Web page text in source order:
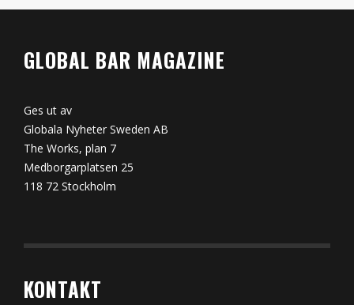
GLOBAL BAR MAGAZINE
Ges ut av
Globala Nyheter Sweden AB
The Works, plan 7
Medborgarplatsen 25
118 72 Stockholm
KONTAKT